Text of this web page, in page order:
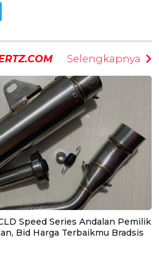
Selengkapnya
Speed Series Andalan Pemilik
Bid Harga Terbaikmu Bradsis